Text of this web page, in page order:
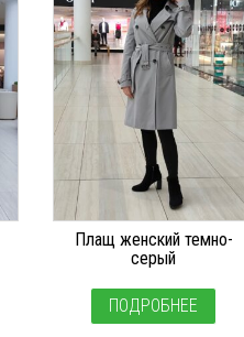
Плащ женский темно-
серый
ПОДРОБНЕЕ